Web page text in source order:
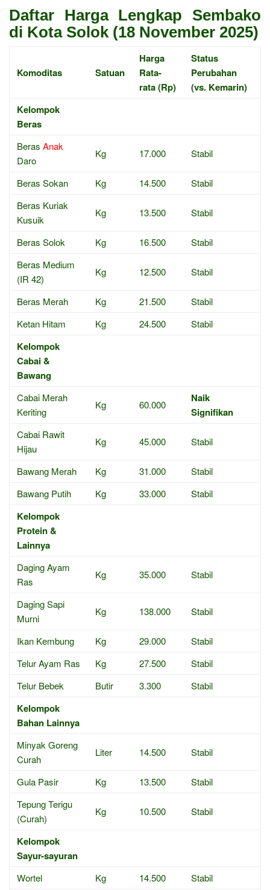
Daftar Harga Lengkap Sembako
di Kota Solok (18 November 2025)
Komoditas Satuan
Harga
Rata-
rata (Rp)
Status
Perubahan
(vs. Kemarin)
Kelompok
Beras
Beras Anak
Daro
Kg 17.000 Stabil
Beras Sokan Kg 14.500
Stabil
Beras Kuriak
Kusuik
Kg 13.500 Stabil
Beras Solok Kg 16.500
Stabil
Beras Medium
(IR 42)
Kg 12.500 Stabil
Beras Merah Kg 21.500
Stabil
Ketan Hitam
Kg 24.500 Stabil
Kelompok
Cabai &
Bawang
Cabai Merah
Keriting
Kg 60.000
Naik
Signifikan
Cabai Rawit
Hijau
Kg 45.000 Stabil
Bawang Merah Kg 31.000
Stabil
Bawang Putih
Kg 33.000 Stabil
Kelompok
Protein &
Lainnya
Daging Ayam
Ras
Kg 35.000 Stabil
Daging Sapi
Murni
Kg 138.000 Stabil
Ikan Kembung Kg 29.000
Stabil
Telur Ayam Ras
Kg 27.500
Stabil
Telur Bebek
Butir 3.300 Stabil
Kelompok
Bahan Lainnya
Minyak Goreng
Curah
Liter 14.500 Stabil
Gula Pasir Kg 13.500
Stabil
Tepung Terigu
(Curah)
Kg 10.500 Stabil
Kelompok
Sayur-sayuran
Wortel Kg 14.500 Stabil